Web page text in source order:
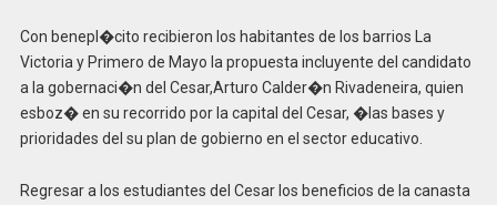
Con benepl�cito recibieron los habitantes de los barrios La
Victoria y Primero de Mayo la propuesta incluyente del candidato
a la gobernaci�n del Cesar,Arturo Calder�n Rivadeneira, quien
esboz� en su recorrido por la capital del Cesar, �las bases y
prioridades del su plan de gobierno en el sector educativo.
Regresar a los estudiantes del Cesar los beneficios de la canasta